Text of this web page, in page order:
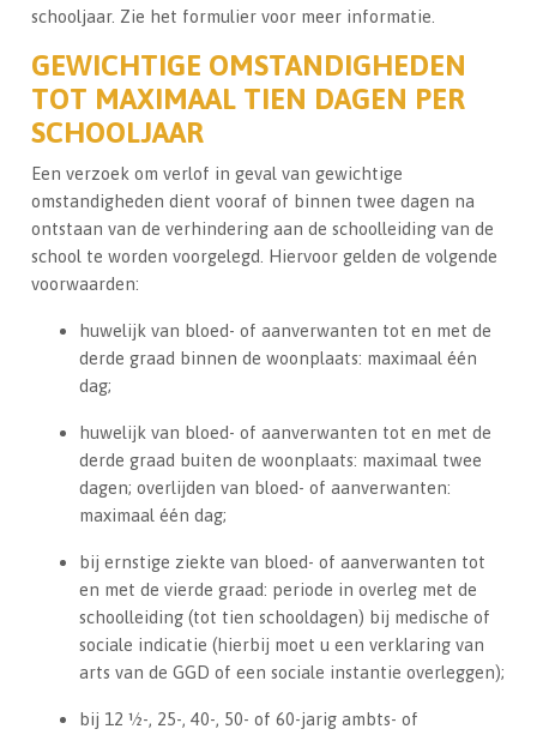
schooljaar. Zie het formulier voor meer informatie.
GEWICHTIGE OMSTANDIGHEDEN
TOT MAXIMAAL TIEN DAGEN PER
SCHOOLJAAR
Een verzoek om verlof in geval van gewichtige
omstandigheden dient vooraf of binnen twee dagen na
ontstaan van de verhindering aan de schoolleiding van de
school te worden voorgelegd. Hiervoor gelden de volgende
voorwaarden:
huwelijk van bloed- of aanverwanten tot en met de
derde graad binnen de woonplaats: maximaal één
dag;
huwelijk van bloed- of aanverwanten tot en met de
derde graad buiten de woonplaats: maximaal twee
dagen; overlijden van bloed- of aanverwanten:
maximaal één dag;
bij ernstige ziekte van bloed- of aanverwanten tot
en met de vierde graad: periode in overleg met de
schoolleiding (tot tien schooldagen) bij medische of
sociale indicatie (hierbij moet u een verklaring van
arts van de GGD of een sociale instantie overleggen);
bij 12 1⁄2-, 25-, 40-, 50- of 60-jarig ambts- of